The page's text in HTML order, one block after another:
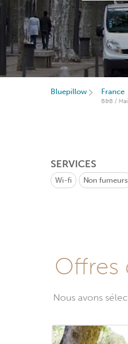
Bluepillow France
B&B /
SERVICES
Wi-fi Non fumeurs
Offres
Nous avons